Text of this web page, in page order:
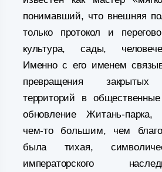
понимавший, что внешняя
только протокол и
культура, сады,
Именно с его именем
превращения закрытых
территорий в
обновление Житань-
чем-то большим, чем
была тихая,
императорского